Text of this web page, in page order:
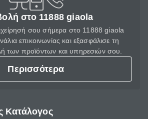
στο 11888 giaola
σου σήμερα στο 11888 giaola
επικοινωνίας και εξασφάλισε τη
των προϊόντων και υπηρεσιών σου.
Περισσότερα
Κατάλογος